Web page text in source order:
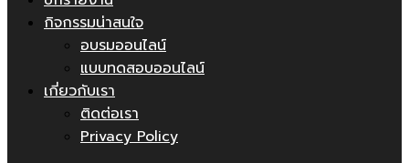
กิจกรรมน่าสนใจ
อบรมออนไลน์
แบบทดสอบออนไลน์
เกี่ยวกับเรา
ติดต่อเรา
Privacy Policy